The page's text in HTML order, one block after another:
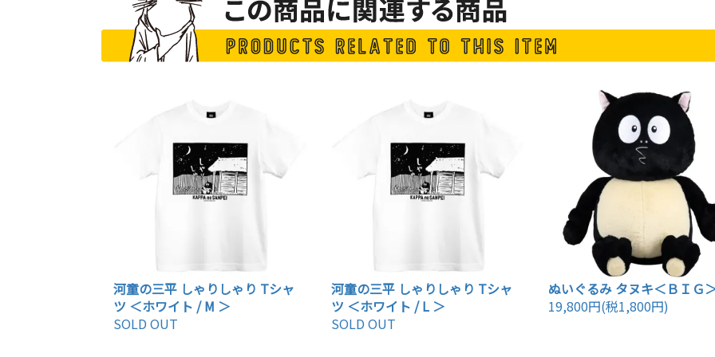
河童の三平 しゃりしゃり Tシャ
ツ ＜ホワイト / M ＞
SOLD OUT
河童の三平 しゃりしゃり Tシャ
ツ ＜ホワイト / L ＞
SOLD OUT
ぬいぐるみ タヌキ＜ＢＩＧ
19,800円(税1,800円)